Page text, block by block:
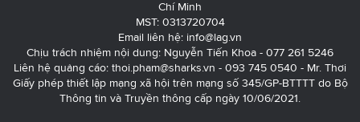
Chí Minh
MST: 0313720704
Email liên hệ: info@lag.vn
Chịu trách nhiệm nội dung: Nguyễn Tiến Khoa - 077 261 5246
Liên hệ quảng cáo: thoi.pham@sharks.vn - 093 745 0540 - Mr. Thơi
Giấy phép thiết lập mạng xã hội trên mạng số 345/GP-BTTTT do Bộ
Thông tin và Truyền thông cấp ngày 10/06/2021.